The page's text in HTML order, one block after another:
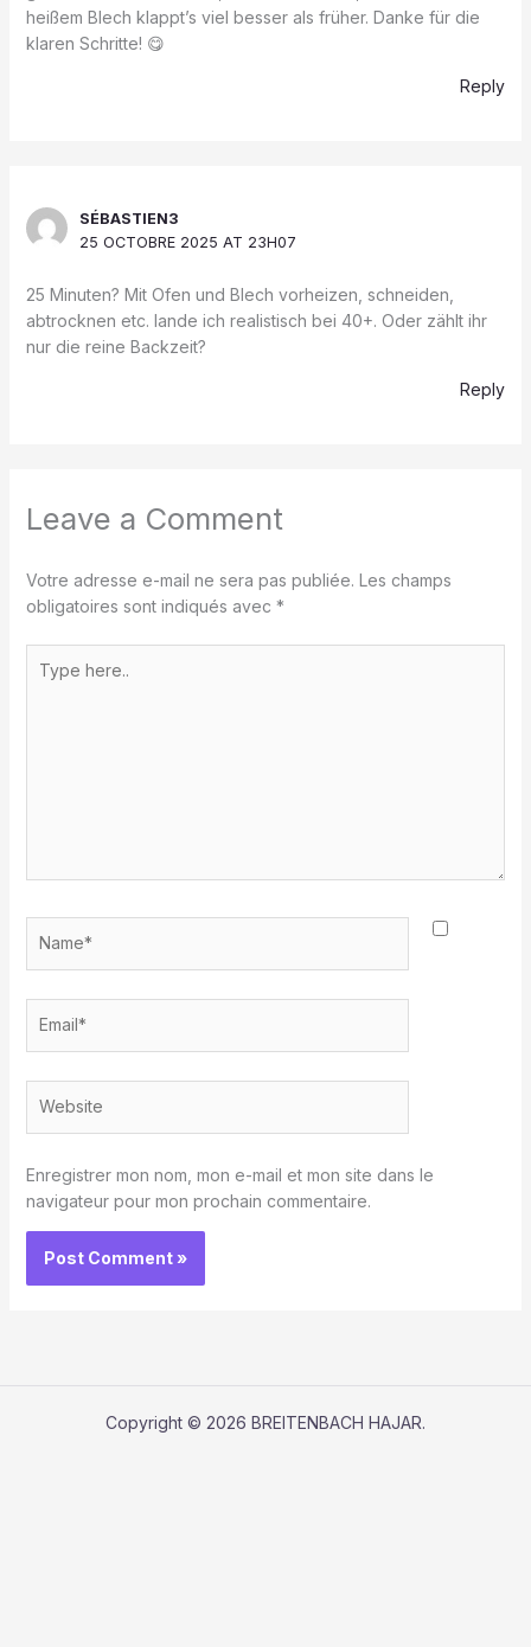
heißem Blech klappt’s viel besser als früher. Danke für die
klaren Schritte! 😋
Reply
SÉBASTIEN3
25 OCTOBRE 2025 AT 23H07
25 Minuten? Mit Ofen und Blech vorheizen, schneiden,
abtrocknen etc. lande ich realistisch bei 40+. Oder zählt ihr
nur die reine Backzeit?
Reply
Leave a Comment
Votre adresse e-mail ne sera pas publiée. Les champs
obligatoires sont indiqués avec *
here..
Enregistrer mon nom, mon e-mail et mon site dans le
navigateur pour mon prochain commentaire.
Copyright © 2026 BREITENBACH HAJAR.